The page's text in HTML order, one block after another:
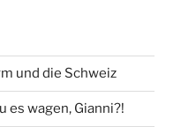
und die Schweiz
es wagen, Gianni?!